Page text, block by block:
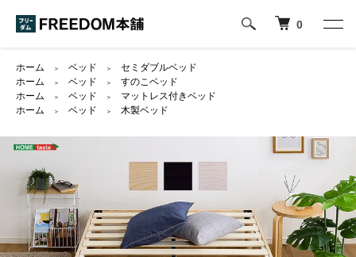
0
ホーム ＞ ベッド ＞
セミダブルベッド
ホーム
＞ ベッド ＞
すのこベッド
ホーム
＞ ベッド ＞
マットレス付きベッド
ホーム
＞ ベッド ＞ 木製ベッド